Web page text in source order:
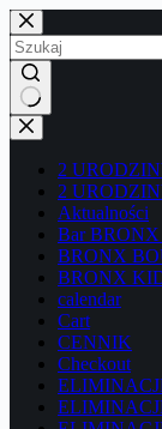
Przejdź
do
treści
Brak
wyników
2
2
Aktualności
Bar BRONX
BRONX
BRONX
calendar
Cart
CENNIK
Checkout